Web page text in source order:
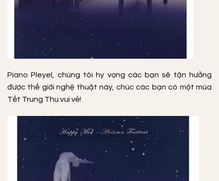
Piano Pleyel, chúng tôi hy vọng các bạn sẽ tận hưởng
được thế giới nghệ thuật này, chúc các bạn có một mùa
Tết Trung Thu vui vẻ!